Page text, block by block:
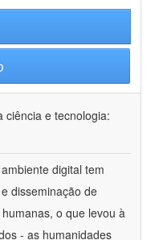
ciência e tecnologia:
digital tem
disseminação de
o que levou à
- as humanidades